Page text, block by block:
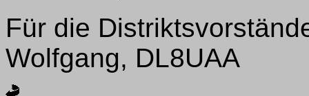
Für die
Wolfgang, DL8UAA